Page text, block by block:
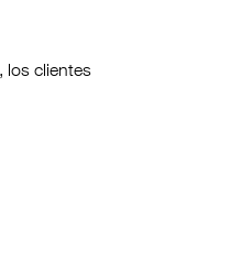
los clientes